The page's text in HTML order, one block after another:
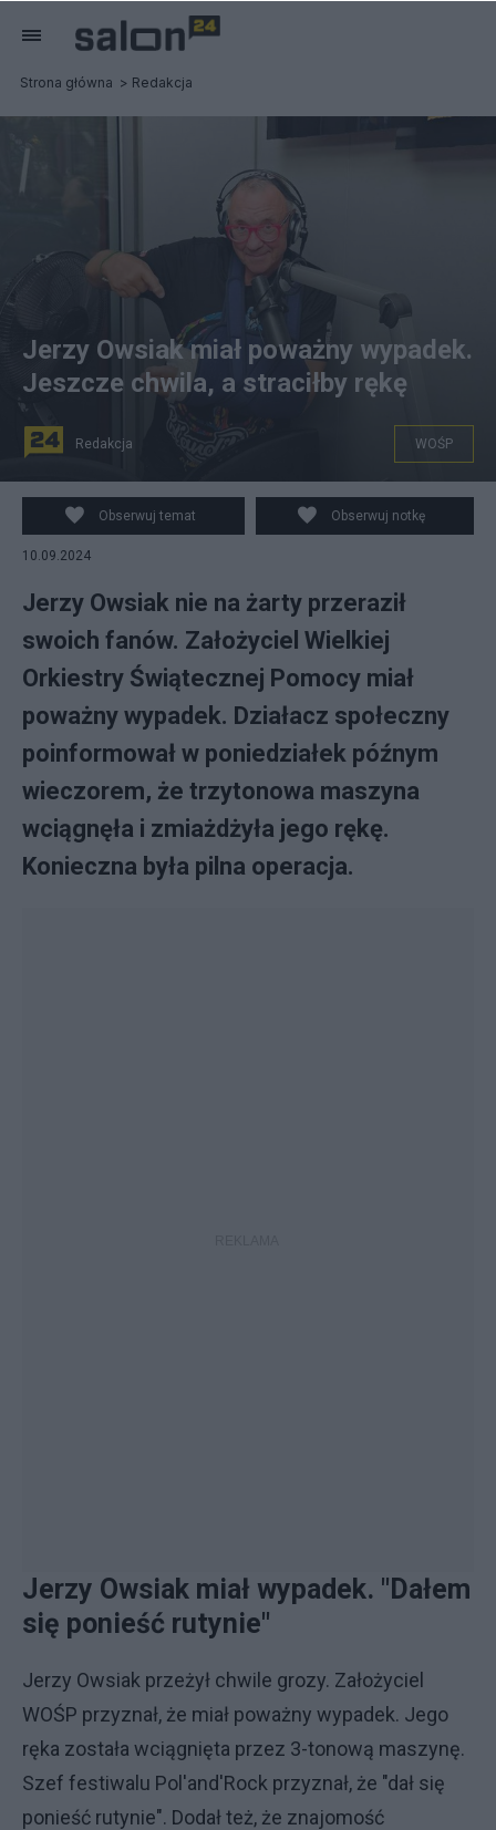
Strona główna Redakcja
Fot. Facebook
Jerzy Owsiak miał poważny wypadek.
Jeszcze chwila, a straciłby rękę
Redakcja WOŚP
Obserwuj temat Obserwuj notkę
10.09.2024
Jerzy Owsiak nie na żarty przeraził
swoich fanów. Założyciel Wielkiej
Orkiestry Świątecznej Pomocy miał
poważny wypadek. Działacz społeczny
poinformował w poniedziałek późnym
wieczorem, że trzytonowa maszyna
wciągnęła i zmiażdżyła jego rękę.
Konieczna była pilna operacja.
Jerzy Owsiak miał wypadek. "Dałem
się ponieść rutynie"
Jerzy Owsiak przeżył chwile grozy. Założyciel
WOŚP przyznał, że miał poważny wypadek. Jego
ręka została wciągnięta przez 3-tonową maszynę.
Szef festiwalu Pol'and'Rock przyznał, że "dał się
ponieść rutynie". Dodał też, że znajomość